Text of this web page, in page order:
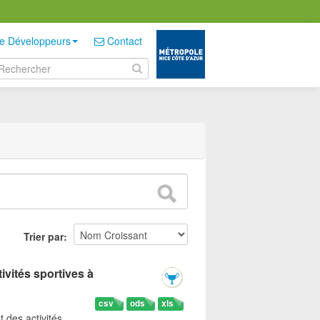
Développeurs Contact
Trier par
sportives à
xls
ods
csv